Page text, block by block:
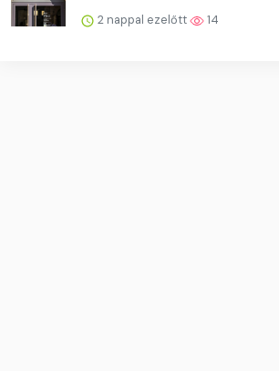
2 nappal ezelőtt 14